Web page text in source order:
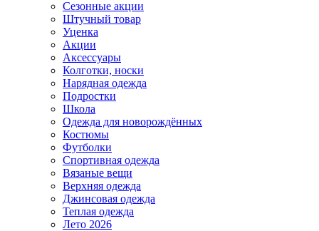
Сезонные акции
Штучный товар
Уценка
Акции
Аксессуары
Колготки, носки
Нарядная одежда
Подростки
Школа
Одежда для новорождённых
Костюмы
Футболки
Спортивная одежда
Вязаные вещи
Верхняя одежда
Джинсовая одежда
Теплая одежда
Лето 2026